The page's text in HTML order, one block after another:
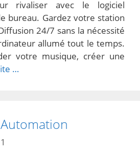
rivaliser avec le logiciel
bureau. Gardez votre station
24/7 sans la nécessité
allumé tout le temps.
votre musique, créer une
…